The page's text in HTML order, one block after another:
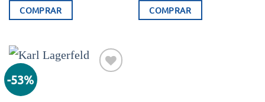
era:
COMPRAR
era:
COMPRAR
-53%